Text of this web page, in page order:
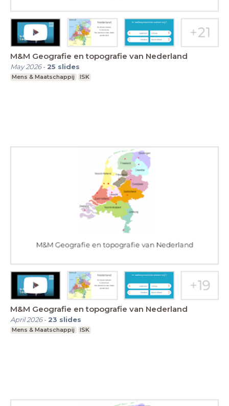
M&M Geografie en topografie van Nederland
May 2026- 25 slides
Mens & Maatschappij ISK
M&M Geografie en topografie van Nederland
April 2026- 23 slides
Mens & Maatschappij ISK